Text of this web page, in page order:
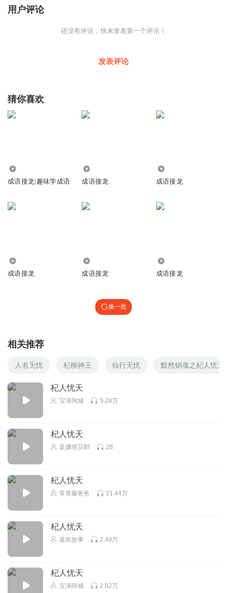
用户评论
还没有评论，快来发表第一个评论！
发表评论
猜你喜欢
成语接龙|趣味学成语 成语接龙 成语接龙
成语接龙 成语接龙 成语接龙
换一批
相关推荐
人名无忧 杞柳神王 仙行无忧 黯然销魂之杞人忧天
杞人忧天
宝泽阿城 5.28万
杞人忧天
是娜塔莎耶 28
杞人忧天
常青藤爸爸 21.44万
杞人忧天
嘉欢故事 2.49万
杞人忧天
宝泽阿城 2.02万